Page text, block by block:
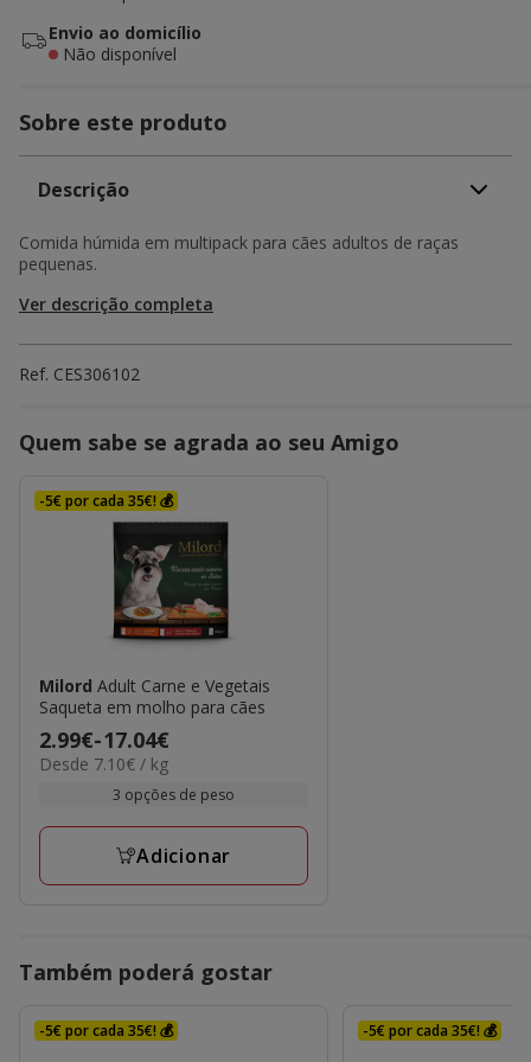
Envio ao domicílio
Não disponível
Sobre este produto
Descrição
Comida húmida em multipack para cães adultos de raças
pequenas.
Ver descrição completa
Ref. CES306102
Quem sabe se agrada ao seu Amigo
-5€ por cada 35€! 💰
Milord Adult Carne e Vegetais
Saqueta em molho para cães
Preço
de
a
2.99€-17.04€
7.10€
Desde 7.10€ / kg
3 opções de peso
Adicionar
Também poderá gostar
-5€ por cada 35€! 💰 -5€ por cada 35€! 💰